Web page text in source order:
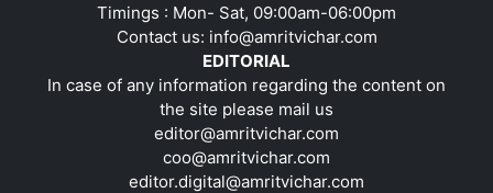
Timings : Mon- Sat, 09:00am-06:00pm
Contact us: info@amritvichar.com
EDITORIAL
In case of any information regarding the content on
the site please mail us
editor@amritvichar.com
coo@amritvichar.com
editor.digital@amritvichar.com